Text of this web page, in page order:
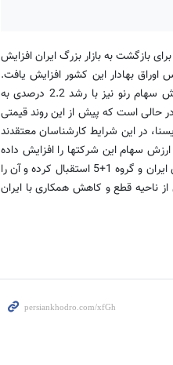
بازگشت به بازار بزرگ ایران افزایش
بهادار این کشور افزایش یافت.
ارزش سهام پژو با رشد پنج درصدی به قیمت 10.74 یورو در هر سهم رسید. ارزش سهام رنو نیز با رشد 2.2 درصدی به
در حالی است که پیش از این روند قیمتی
در این شرایط کارشناسان معتقدند
سهام این شرکتها را افزایش داده
است. در این زمینه سخنگویان دو شرکت خودروسازی رنو و پژو نیز از توافق هسته‌ای ایران و گروه 1+5 استقبال کرده و آن را
ناحیه قطع و کاهش همکاری با ایران